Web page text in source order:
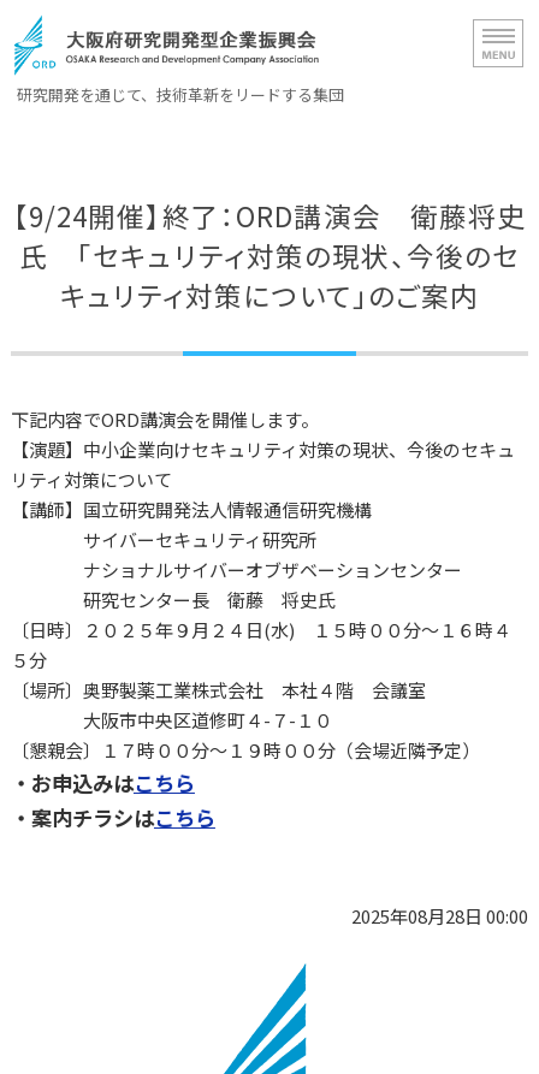
大阪府研究開発型企
研究開発を通じて、技術革新をリードする集団
ORD概要
会員一覧
入会案内
【9/24開催】終了：ORD講演会 衛藤将史
氏 「セキュリティ対策の現状、今後のセ
キュリティ対策について」のご案内
下記内容でORD講演会を開催します。
【演題】中小企業向けセキュリティ対策の現状、今後のセキュ
リティ対策について
【講師】国立研究開発法人情報通信研究機構
サイバーセキュリティ研究所
ナショナルサイバーオブザベーションセンター
研究センター長 衛藤 将史氏
〔日時〕２０２５年９月２４日(水) １５時００分～１６時４
５分
〔場所〕奥野製薬工業株式会社 本社４階 会議室
大阪市中央区道修町４-７-１０
〔懇親会〕１７時００分～１９時００分（会場近隣予定）
・お申込みはこちら
・案内チラシはこちら
2025年08月28日 00:00